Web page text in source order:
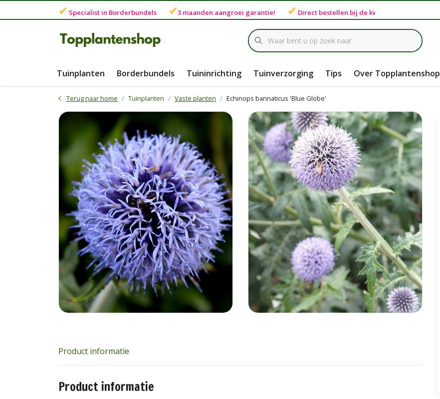
✔ Specialist in Borderbundels ✔3 maanden aangroei garantie! ✔ Direct bestellen bij de kweker
Tuinplanten Borderbundels Tuininrichting Tuinverzorging Tips Over Topplantenshop
Terug naar home Tuinplanten Vaste planten Echinops bannaticus 'Blue Globe'
Product informatie
Product informatie